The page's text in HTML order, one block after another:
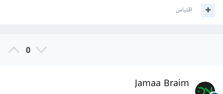
اقتباس
0
Jamaa Braim